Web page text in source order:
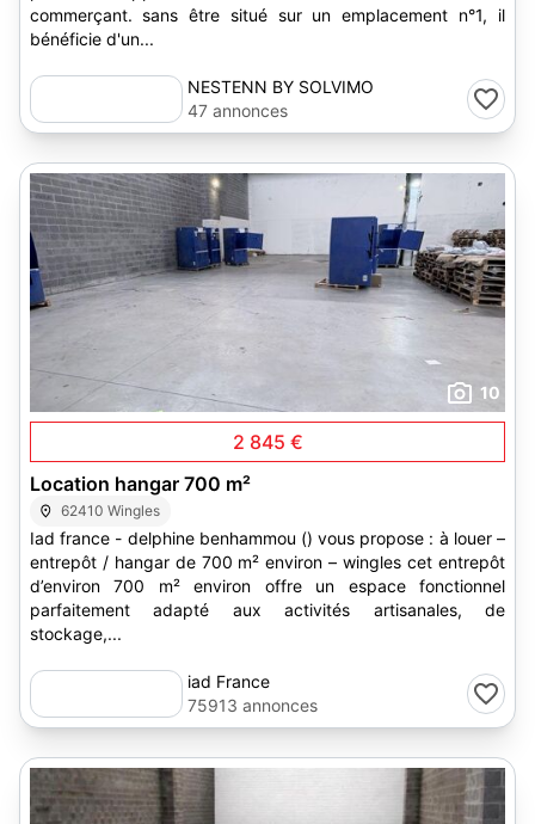
commerçant. sans être situé sur un emplacement n°1, il
bénéficie d'un...
NESTENN BY SOLVIMO
47 annonces
10
2 845 €
Location hangar 700 m²
62410 Wingles
Iad france - delphine benhammou () vous propose : à louer –
entrepôt / hangar de 700 m² environ – wingles cet entrepôt
d’environ 700 m² environ offre un espace fonctionnel
parfaitement adapté aux activités artisanales, de
stockage,...
iad France
75913 annonces